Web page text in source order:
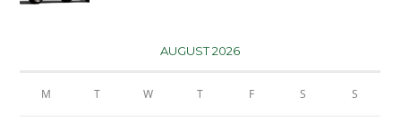
AUGUST 2026
M T W T F S S